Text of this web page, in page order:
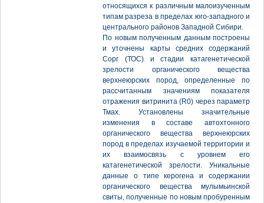
относящихся к различным малоизученным
типам разреза в пределах юго-западного и
центрального районов Западной Сибири.
По новым полученным данным построены
и уточнены карты средних содержаний
Сорг (ТОС) и стадии катагенетической
зрелости органического вещества
верхнеюрских пород, определенные по
рассчитанным значениям показателя
отражения витринита (R0) через параметр
Тмах. Установлены значительные
изменения в составе автохтонного
органического вещества верхнеюрских
пород в пределах изучаемой территории и
их взаимосвязь с уровнем его
катагенетической зрелости. Уникальные
данные о типе керогена и содержании
органического вещества мулымьинской
свиты, полученные по новым пробуренным